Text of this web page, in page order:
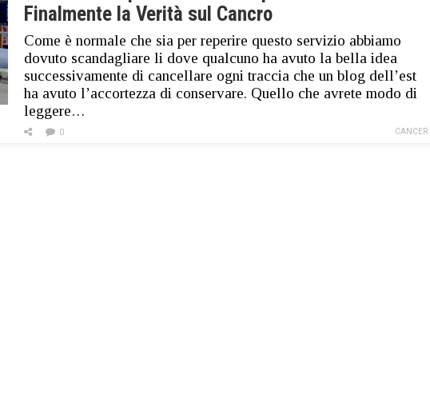
Finalmente la Verità sul Cancro
Come è normale che sia per reperire questo servizio abbiamo
dovuto scandagliare li dove qualcuno ha avuto la bella idea
successivamente di cancellare ogni traccia che un blog dell’est
ha avuto l’accortezza di conservare. Quello che avrete modo di
leggere…
CANCER
0